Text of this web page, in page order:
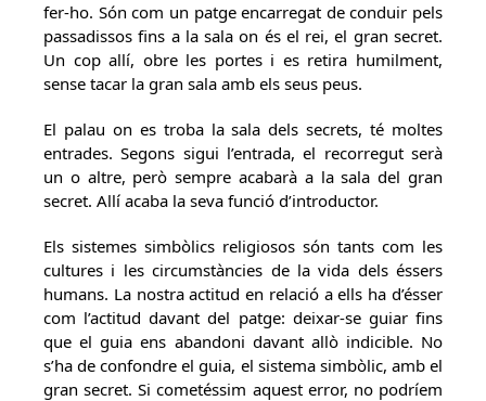
fer-ho. Són com un patge encarregat de conduir pels
passadissos fins a la sala on és el rei, el gran secret.
Un cop allí, obre les portes i es retira humilment,
sense tacar la gran sala amb els seus peus.
El palau on es troba la sala dels secrets, té moltes
entrades. Segons sigui l’entrada, el recorregut serà
un o altre, però sempre acabarà a la sala del gran
secret. Allí acaba la seva funció d’introductor.
Els sistemes simbòlics religiosos són tants com les
cultures i les circumstàncies de la vida dels éssers
humans. La nostra actitud en relació a ells ha d’ésser
com l’actitud davant del patge: deixar-se guiar fins
que el guia ens abandoni davant allò indicible. No
s’ha de confondre el guia, el sistema simbòlic, amb el
gran secret. Si cometéssim aquest error, no podríem